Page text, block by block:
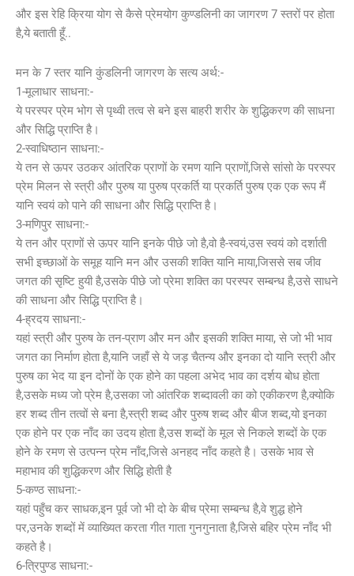
और इस रेहि क्रिया योग से कैसे प्रेमयोग कुण्डलिनी का जागरण 7 स्तरों पर होता
है,ये बताती हूँ..
मन के 7 स्तर यानि कुंडलिनी जागरण के सत्य अर्थ:-
1-मूलाधार साधना:-
ये परस्पर प्रेम भोग से पृथ्वी तत्व से बने इस बाहरी शरीर के शुद्धिकरण की साधना
और सिद्धि प्राप्ति है।
2-स्वाधिष्ठान साधना:-
ये तन से ऊपर उठकर आंतरिक प्राणों के रमण यानि प्राणों,जिसे सांसो के परस्पर
प्रेम मिलन से स्त्री और पुरुष या पुरुष प्रकर्ति या प्रकर्ति पुरुष एक एक रूप मैं
यानि स्वयं को पाने की साधना और सिद्धि प्राप्ति है।
3-मणिपुर साधना:-
ये तन और प्राणों से ऊपर यानि इनके पीछे जो है,वो है-स्वयं,उस स्वयं को दर्शाती
सभी इच्छाओं के समूह यानि मन और उसकी शक्ति यानि माया,जिससे सब जीव
जगत की सृष्टि हुयी है,उसके पीछे जो प्रेमा शक्ति का परस्पर सम्बन्ध है,उसे साधने
की साधना और सिद्धि प्राप्ति है।
4-ह्रदय साधना:-
यहां स्त्री और पुरुष के तन-प्राण और मन और इसकी शक्ति माया, से जो भी भाव
जगत का निर्माण होता है,यानि जहाँ से ये जड़ चैतन्य और इनका दो यानि स्त्री और
पुरुष का भेद या इन दोनों के एक होने का पहला अभेद भाव का दर्शय बोध होता
है,उसके मध्य जो प्रेम है,उसका जो आंतरिक शब्दावली का को एकीकरण है,क्योकि
हर शब्द तीन तत्वों से बना है,स्त्री शब्द और पुरुष शब्द और बीज शब्द,यो इनका
एक होने पर एक नाँद का उदय होता है,उस शब्दों के मूल से निकले शब्दों के एक
होने के रमण से उत्पन्न प्रेम नाँद,जिसे अनहद नाँद कहते है। उसके भाव से
महाभाव की शुद्धिकरण और सिद्धि होती है
5-कण्ठ साधना:-
यहां पहुँच कर साधक,इन पूर्व जो भी दो के बीच प्रेमा सम्बन्ध है,वे शुद्ध होने
पर,उनके शब्दों में व्याख्यित करता गीत गाता गुनगुनाता है,जिसे बहिर प्रेम नाँद भी
कहते है।
6-त्रिपुण्ड साधना:-